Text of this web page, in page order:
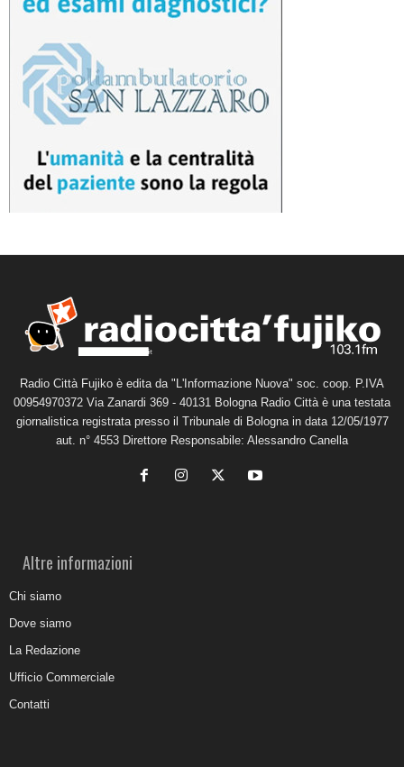
Radio Città Fujiko è edita da "L'Informazione Nuova" soc. coop. P.IVA
00954970372 Via Zanardi 369 - 40131 Bologna Radio Città è una testata
giornalistica registrata presso il Tribunale di Bologna in data 12/05/1977
aut. n° 4553 Direttore Responsabile: Alessandro Canella
Altre informazioni
Chi siamo
Dove siamo
La Redazione
Ufficio Commerciale
Contatti